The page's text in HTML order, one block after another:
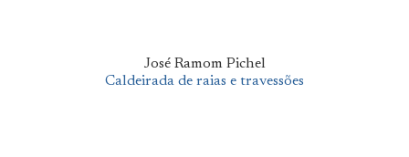
José Ramom Pichel
Caldeirada de raias e travessões